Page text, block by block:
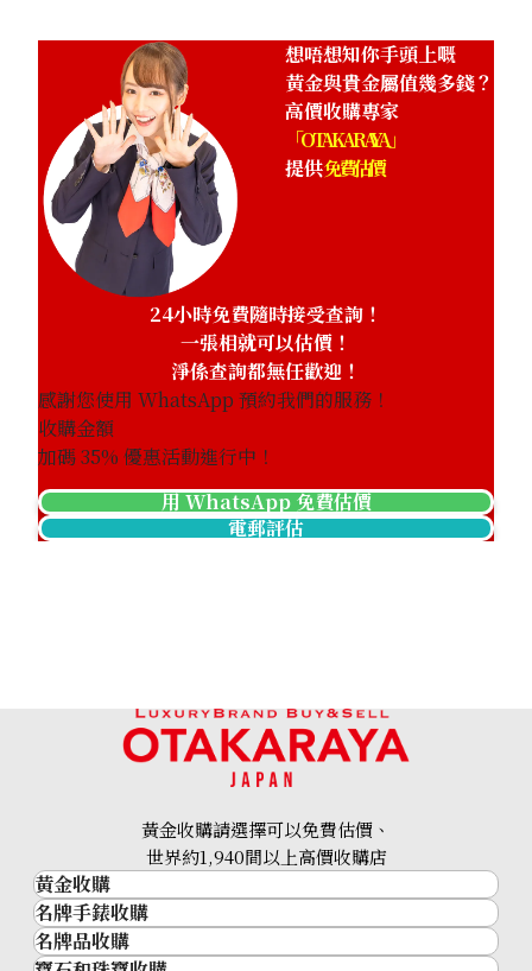
想唔想知你手頭上嘅
黃金與貴金屬值幾多錢？
高價收購專家
「OTAKARAYA」
提供免費估價
24小時免費隨時接受查詢！
一張相就可以估價！
淨係查詢都無任歡迎！
感謝您使用 WhatsApp 預約我們的服務！
收購金額
加碼35% 優惠活動進行中！
用 WhatsApp 免費估價
電郵評估
黃金收購請選擇可以免費估價、
世界約1,940間以上高價收購店
黃金收購
黃金･金條
金條
名牌手錶收購
名牌手錶收購
名牌品收購